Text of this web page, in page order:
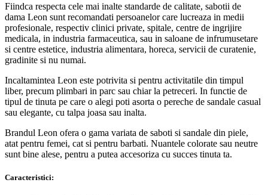
Fiindca respecta cele mai inalte standarde de calitate, sabotii de
dama Leon sunt recomandati persoanelor care lucreaza in medii
profesionale, respectiv clinici private, spitale, centre de ingrijire
medicala, in industria farmaceutica, sau in saloane de infrumusetare
si centre estetice, industria alimentara, horeca, servicii de curatenie,
gradinite si nu numai.
Incaltamintea Leon este potrivita si pentru activitatile din timpul
liber, precum plimbari in parc sau chiar la petreceri. In functie de
tipul de tinuta pe care o alegi poti asorta o pereche de sandale casual
sau elegante, cu talpa joasa sau inalta.
Brandul Leon ofera o gama variata de saboti si sandale din piele,
atat pentru femei, cat si pentru barbati. Nuantele colorate sau neutre
sunt bine alese, pentru a putea accesoriza cu succes tinuta ta.
Caracteristici: